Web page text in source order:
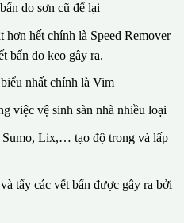
do sơn cũ để lại
hơn hết chính là Speed Remover
bẩn do keo gây ra.
nhất chính là Vim
việc vệ sinh sàn nhà nhiều loại
Lix,… tạo độ trong và lấp
tẩy các vết bẩn được gây ra bởi